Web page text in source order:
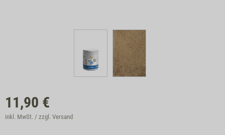
11,90 €
inkl. MwSt. / zzgl. Versand